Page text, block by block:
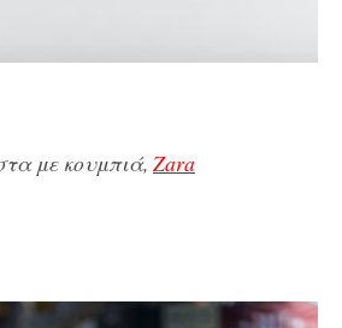
με κουμπιά, Zara